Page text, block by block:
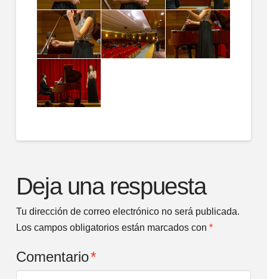
Deja una respuesta
Tu dirección de correo electrónico no será publicada.
Los campos obligatorios están marcados con *
Comentario*